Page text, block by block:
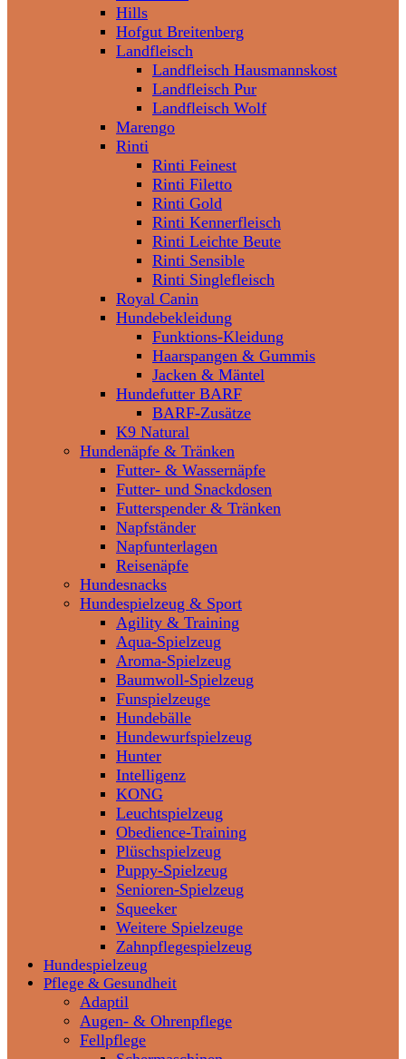
Hills
Hofgut Breitenberg
Landfleisch
Landfleisch Hausmannskost
Landfleisch Pur
Landfleisch Wolf
Marengo
Rinti
Rinti Feinest
Rinti Filetto
Rinti Gold
Rinti Kennerfleisch
Rinti Leichte Beute
Rinti Sensible
Rinti Singlefleisch
Royal Canin
Hundebekleidung
Funktions-Kleidung
Haarspangen & Gummis
Jacken & Mäntel
Hundefutter BARF
BARF-Zusätze
K9 Natural
Hundenäpfe & Tränken
Futter- & Wassernäpfe
Futter- und Snackdosen
Futterspender & Tränken
Napfständer
Napfunterlagen
Reisenäpfe
Hundesnacks
Hundespielzeug & Sport
Agility & Training
Aqua-Spielzeug
Aroma-Spielzeug
Baumwoll-Spielzeug
Funspielzeuge
Hundebälle
Hundewurfspielzeug
Hunter
Intelligenz
KONG
Leuchtspielzeug
Obedience-Training
Plüschspielzeug
Puppy-Spielzeug
Senioren-Spielzeug
Squeeker
Weitere Spielzeuge
Zahnpflegespielzeug
Hundespielzeug
Pflege & Gesundheit
Adaptil
Augen- & Ohrenpflege
Fellpflege